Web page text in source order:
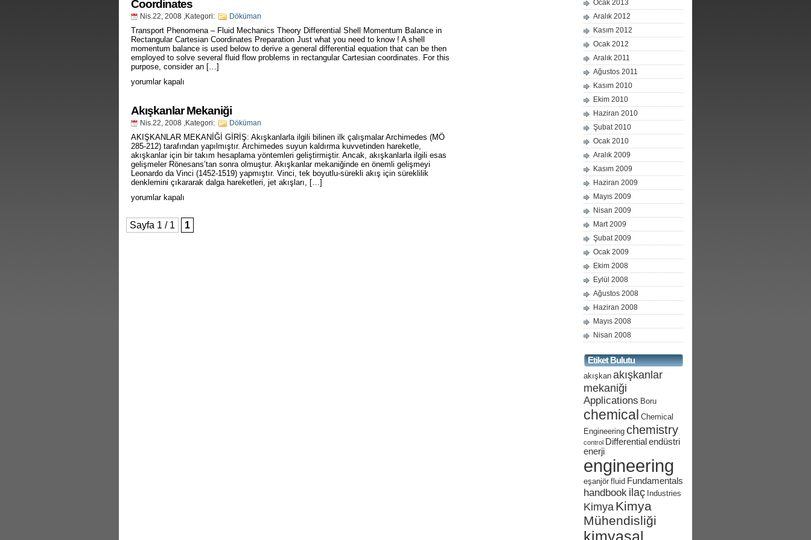
için
Coordinates
Nis.22, 2008 ,Kategori: Döküman
Transport Phenomena – Fluid Mechanics Theory Differential Shell Momentum Balance in
Rectangular Cartesian Coordinates Preparation Just what you need to know ! A shell
momentum balance is used below to derive a general differential equation that can be then
employed to solve several fluid flow problems in rectangular Cartesian coordinates. For this
purpose, consider an […]
Differential
Balance
in
Rectangular
Cartesian
Coordinates
için
yorumlar kapalı
Akışkanlar Mekaniği
Nis.22, 2008 ,Kategori: Döküman
AKIŞKANLAR MEKANİĞİ GİRİŞ: Akışkanlarla ilgili bilinen ilk çalışmalar Archimedes (MÖ
285-212) tarafından yapılmıştır. Archimedes suyun kaldırma kuvvetinden hareketle,
akışkanlar için bir takım hesaplama yöntemleri geliştirmiştir. Ancak, akışkanlarla ilgili esas
gelişmeler Rönesans’tan sonra olmuştur. Akışkanlar mekaniğinde en önemli gelişmeyi
Leonardo da Vinci (1452-1519) yapmıştır. Vinci, tek boyutlu-sürekli akış için süreklilik
denklemini çıkararak dalga hareketleri, jet akışları, […]
Akışkanlar
yorumlar kapalı
Sayfa 1 / 1 1
Ocak 2013
Aralık 2012
Kasım 2012
Ocak 2012
Aralık 2011
Ağustos 2011
Kasım 2010
Ekim 2010
Haziran 2010
Şubat 2010
Ocak 2010
Aralık 2009
Kasım 2009
Haziran 2009
Mayıs 2009
Nisan 2009
Mart 2009
Şubat 2009
Ocak 2009
Ekim 2008
Eylül 2008
Ağustos 2008
Haziran 2008
Mayıs 2008
Nisan 2008
Etiket Bulutu
akışkan akışkanlar
mekaniği
Applications Boru
chemical Chemical
Engineering chemistry
control Differential endüstri
enerji
engineering
eşanjör fluid Fundamentals
handbook ilaç Industries
Kimya Kimya
Mühendisliği
kimyasal